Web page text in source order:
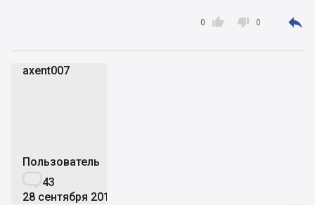

0  0 
axent007
Пользователь
43
28 сентября 2016